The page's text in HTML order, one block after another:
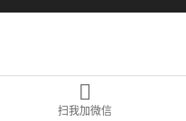
扫我加微信